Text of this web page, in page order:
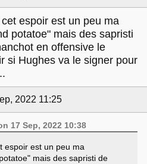
espoir est un peu ma
potatoe" mais des sapristi
en offensive le
si Hughes va le signer pour
2022 11:25
17 Sep, 2022 10:38
espoir est un peu ma
mais des sapristi de